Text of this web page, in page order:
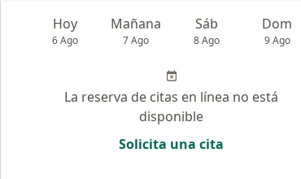
Hoy
6 Ago
Mañana
7 Ago
Sáb
8 Ago
Dom
9 Ago
La reserva de citas en línea no está
disponible
Solicita una cita